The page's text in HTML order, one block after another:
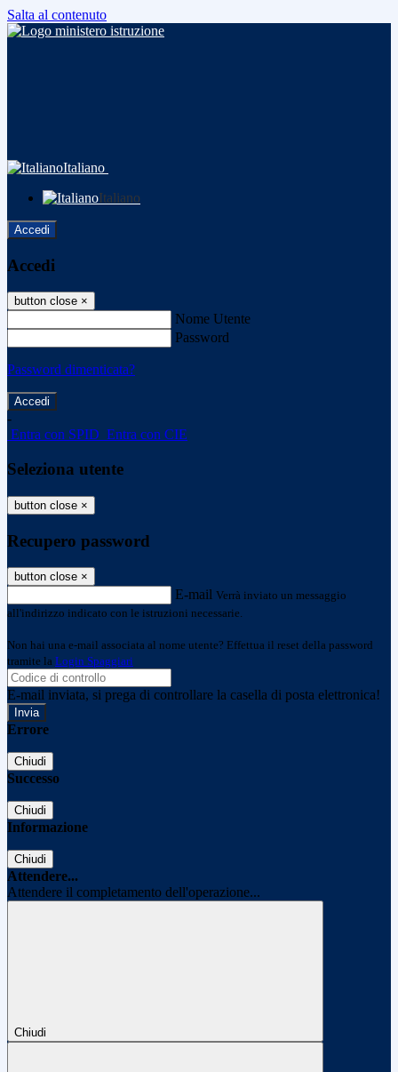
Salta al contenuto
Italiano
Italiano
Accedi
Accedi
button close ×
Nome Utente
Password
Password dimenticata?
-
Entra con SPID Entra con CIE
Seleziona utente
button close ×
Recupero password
button close ×
E-mail Verrà inviato un messaggio
all'indirizzo indicato con le istruzioni necessarie.
Non hai una e-mail associata al nome utente? Effettua il reset della password
tramite la Login Spaggiari
E-mail inviata, si prega di controllare la casella di posta elettronica!
Errore
Chiudi
Successo
Chiudi
Informazione
Chiudi
Attendere...
Attendere il completamento dell'operazione...
Chiudi